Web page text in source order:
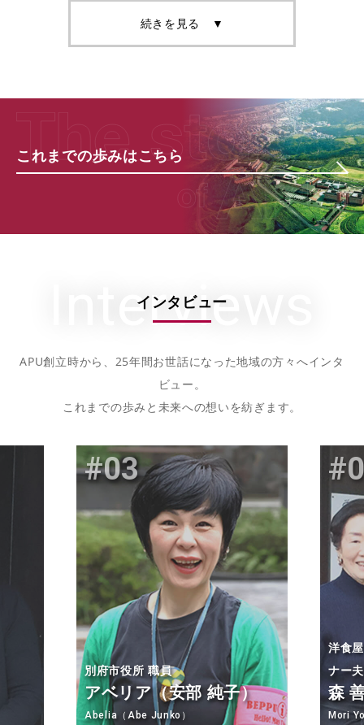
続きを見る ▼
これまでの歩みはこちら
インタビュー
Interviews
APU創立時から、25年間お世話になった地域の方々へインタ
ビュー。
これまでの歩みと未来への想いを紡ぎます。
03
別府市役所 職員
アベリア（安部 純子）
洋食
ナー
森